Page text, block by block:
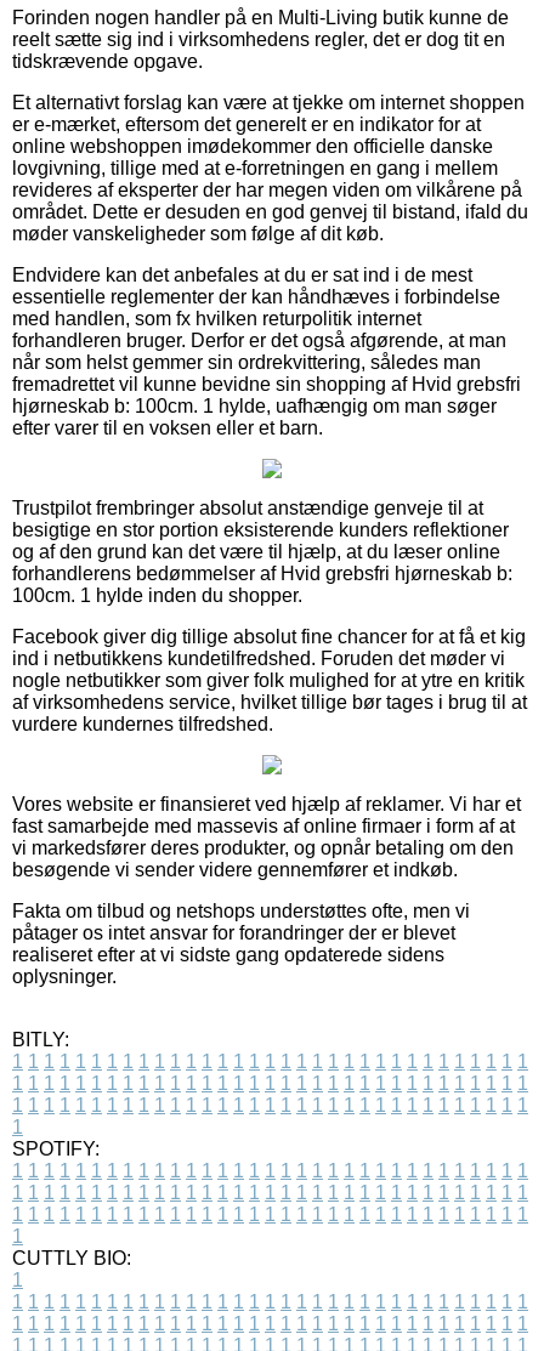
Forinden nogen handler på en Multi-Living butik kunne de
reelt sætte sig ind i virksomhedens regler, det er dog tit en
tidskrævende opgave.
Et alternativt forslag kan være at tjekke om internet shoppen
er e-mærket, eftersom det generelt er en indikator for at
online webshoppen imødekommer den officielle danske
lovgivning, tillige med at e-forretningen en gang i mellem
revideres af eksperter der har megen viden om vilkårene på
området. Dette er desuden en god genvej til bistand, ifald du
møder vanskeligheder som følge af dit køb.
Endvidere kan det anbefales at du er sat ind i de mest
essentielle reglementer der kan håndhæves i forbindelse
med handlen, som fx hvilken returpolitik internet
forhandleren bruger. Derfor er det også afgørende, at man
når som helst gemmer sin ordrekvittering, således man
fremadrettet vil kunne bevidne sin shopping af Hvid grebsfri
hjørneskab b: 100cm. 1 hylde, uafhængig om man søger
efter varer til en voksen eller et barn.
Trustpilot frembringer absolut anstændige genveje til at
besigtige en stor portion eksisterende kunders reflektioner
og af den grund kan det være til hjælp, at du læser online
forhandlerens bedømmelser af Hvid grebsfri hjørneskab b:
100cm. 1 hylde inden du shopper.
Facebook giver dig tillige absolut fine chancer for at få et kig
ind i netbutikkens kundetilfredshed. Foruden det møder vi
nogle netbutikker som giver folk mulighed for at ytre en kritik
af virksomhedens service, hvilket tillige bør tages i brug til at
vurdere kundernes tilfredshed.
Vores website er finansieret ved hjælp af reklamer. Vi har et
fast samarbejde med massevis af online firmaer i form af at
vi markedsfører deres produkter, og opnår betaling om den
besøgende vi sender videre gennemfører et indkøb.
Fakta om tilbud og netshops understøttes ofte, men vi
påtager os intet ansvar for forandringer der er blevet
realiseret efter at vi sidste gang opdaterede sidens
oplysninger.
BITLY:
1 1 1 1 1 1 1 1 1 1 1 1 1 1 1 1 1 1 1 1 1 1 1 1 1 1 1 1 1 1 1 1 1
1 1 1 1 1 1 1 1 1 1 1 1 1 1 1 1 1 1 1 1 1 1 1 1 1 1 1 1 1 1 1 1 1
1 1 1 1 1 1 1 1 1 1 1 1 1 1 1 1 1 1 1 1 1 1 1 1 1 1 1 1 1 1 1 1 1
1
SPOTIFY:
1 1 1 1 1 1 1 1 1 1 1 1 1 1 1 1 1 1 1 1 1 1 1 1 1 1 1 1 1 1 1 1 1
1 1 1 1 1 1 1 1 1 1 1 1 1 1 1 1 1 1 1 1 1 1 1 1 1 1 1 1 1 1 1 1 1
1 1 1 1 1 1 1 1 1 1 1 1 1 1 1 1 1 1 1 1 1 1 1 1 1 1 1 1 1 1 1 1 1
1
CUTTLY BIO:
1
1 1 1 1 1 1 1 1 1 1 1 1 1 1 1 1 1 1 1 1 1 1 1 1 1 1 1 1 1 1 1 1 1
1 1 1 1 1 1 1 1 1 1 1 1 1 1 1 1 1 1 1 1 1 1 1 1 1 1 1 1 1 1 1 1 1
1 1 1 1 1 1 1 1 1 1 1 1 1 1 1 1 1 1 1 1 1 1 1 1 1 1 1 1 1 1 1 1 1